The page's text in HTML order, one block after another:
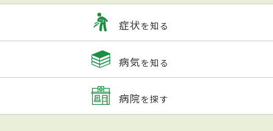
症状を知る
病気を知る
病院を探す